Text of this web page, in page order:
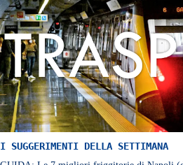
I SUGGERIMENTI DELLA SETTIMANA